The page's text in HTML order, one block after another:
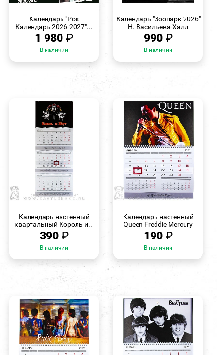
Календарь "Рок
Календарь 2026-2027"...
1 980 ₽
В наличии
Календарь "Зоопарк 2026"
Н. Васильева-Халл
990 ₽
В наличии
Календарь настенный
квартальный Король и...
390 ₽
В наличии
Календарь настенный
Queen Freddie Mercury
190 ₽
В наличии